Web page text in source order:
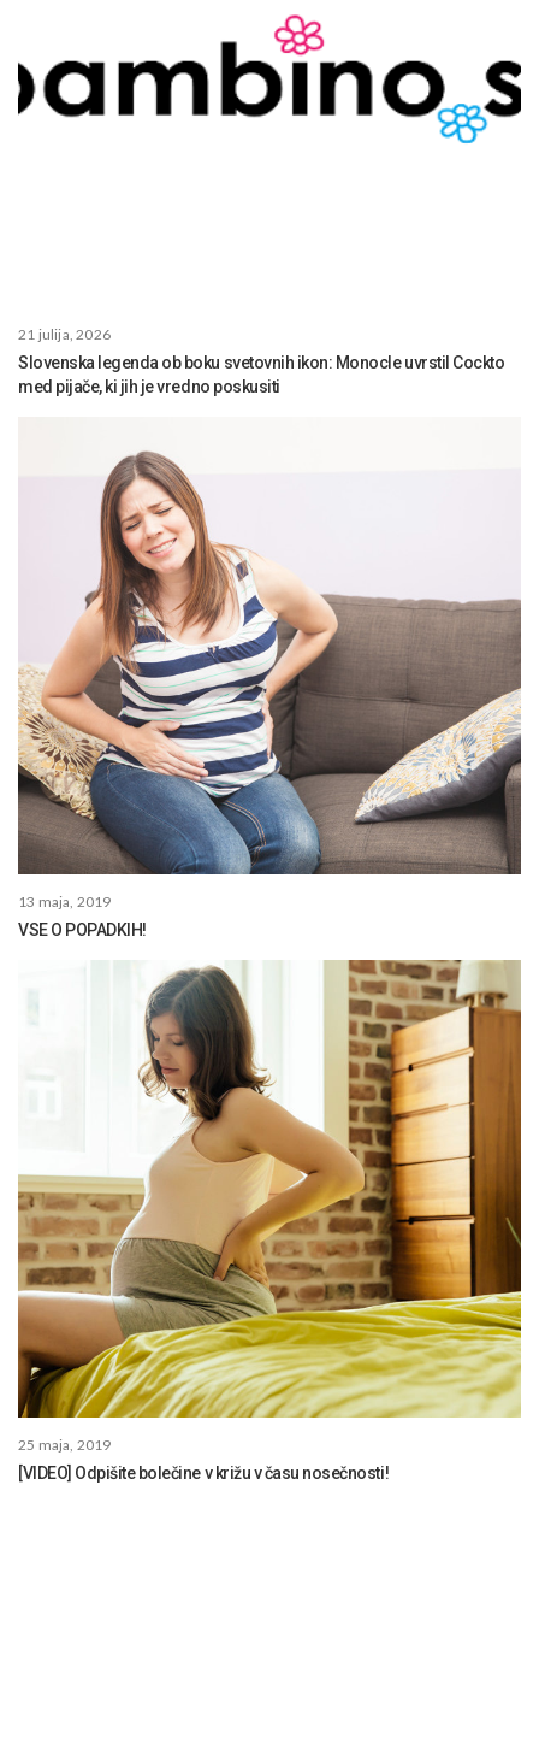
21 julija, 2026
Slovenska legenda ob boku svetovnih ikon: Monocle uvrstil Cockto
med pijače, ki jih je vredno poskusiti
13 maja, 2019
VSE O POPADKIH!
25 maja, 2019
[VIDEO] Odpišite bolečine v križu v času nosečnosti!